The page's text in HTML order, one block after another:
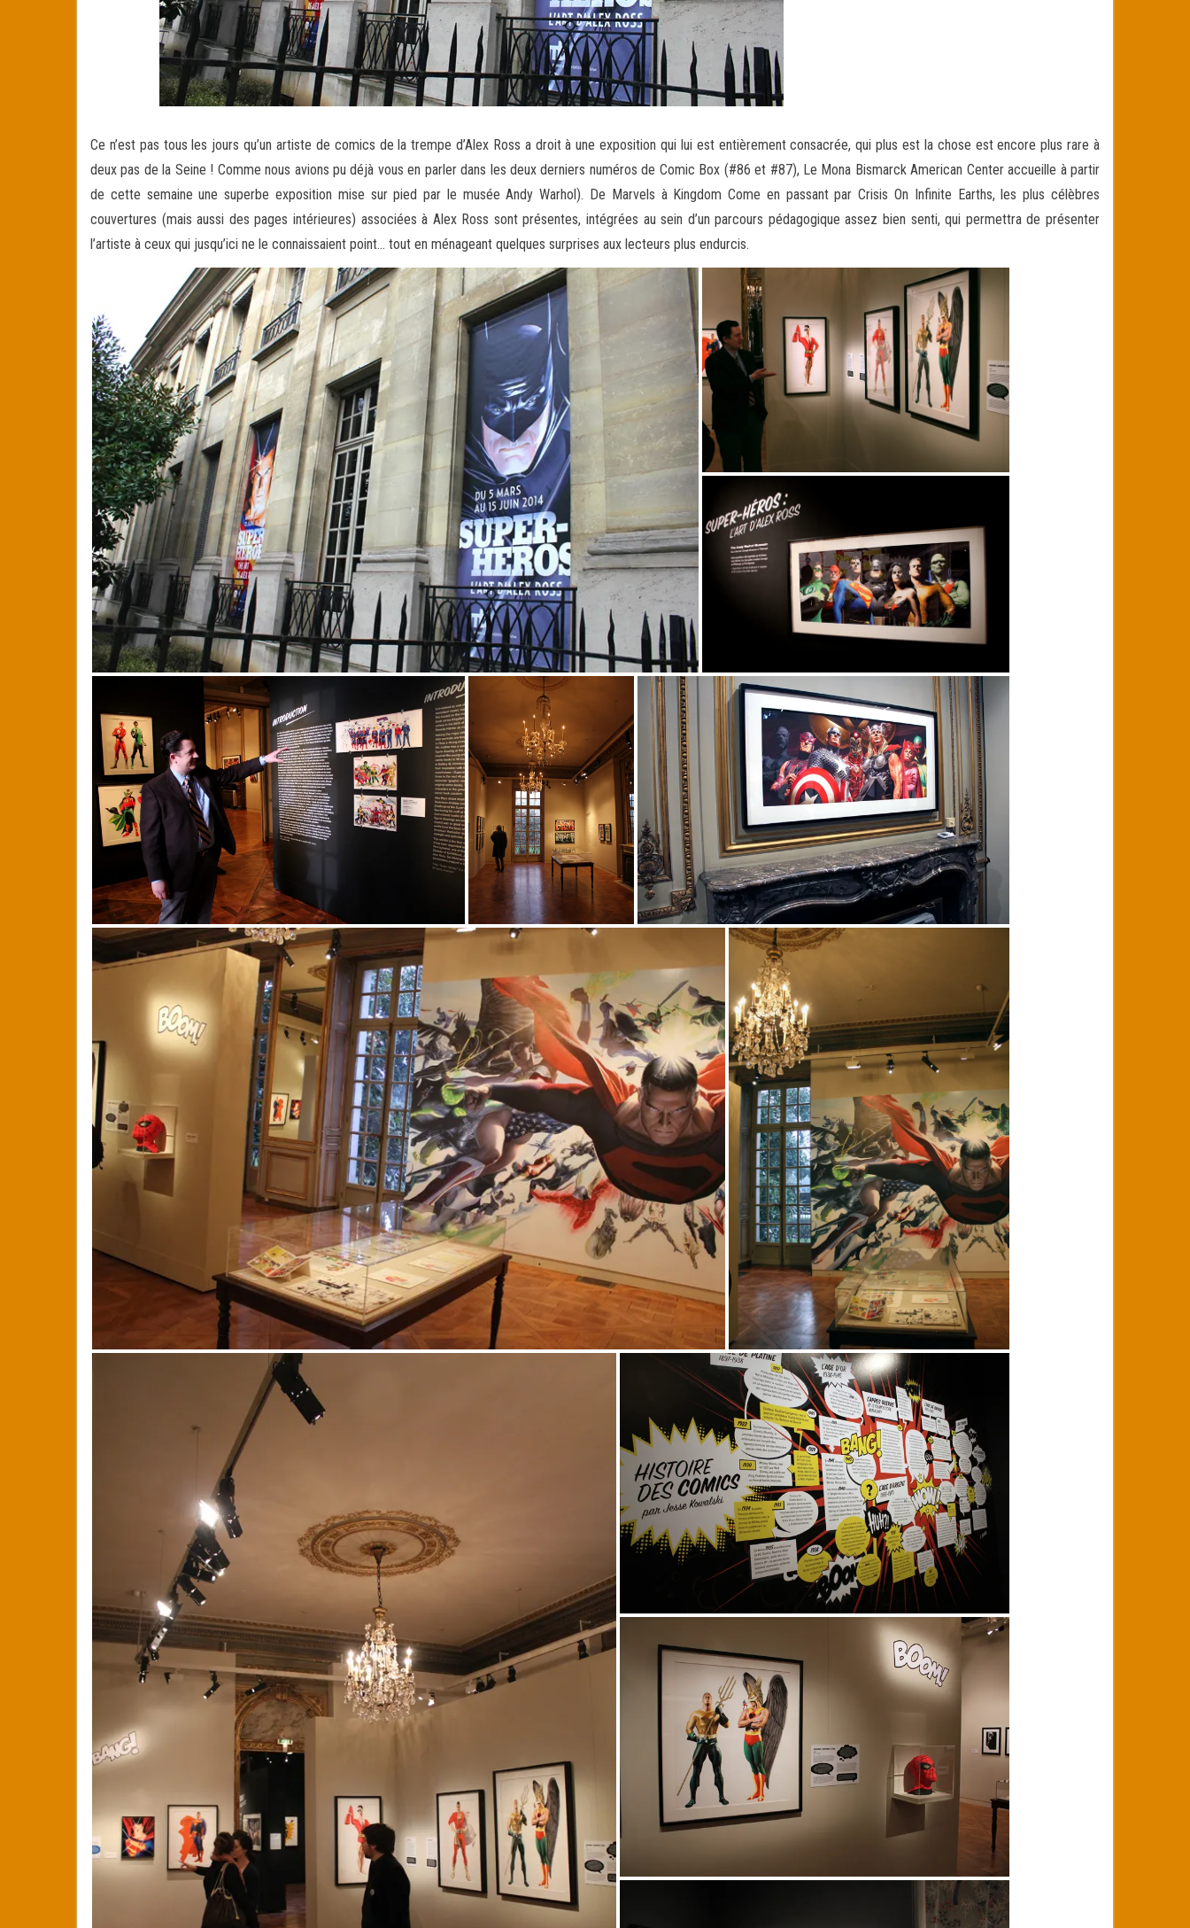
Ce n’est pas tous les jours qu’un artiste de comics de la trempe d’Alex Ross a droit à une exposition qui lui est entièrement consacrée, qui plus est la chose est encore plus rare à
deux pas de la Seine ! Comme nous avions pu déjà vous en parler dans les deux derniers numéros de Comic Box (#86 et #87), Le Mona Bismarck American Center accueille à partir
de cette semaine une superbe exposition mise sur pied par le musée Andy Warhol). De Marvels à Kingdom Come en passant par Crisis On Infinite Earths, les plus célèbres
couvertures (mais aussi des pages intérieures) associées à Alex Ross sont présentes, intégrées au sein d’un parcours pédagogique assez bien senti, qui permettra de présenter
l’artiste à ceux qui jusqu’ici ne le connaissaient point… tout en ménageant quelques surprises aux lecteurs plus endurcis.